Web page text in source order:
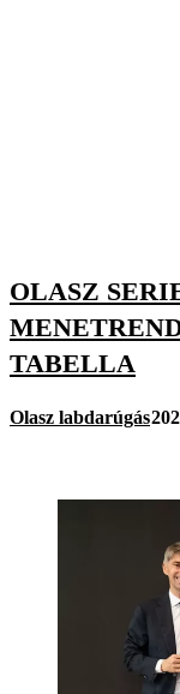
OLASZ
TABELLA
Olasz labdarúgás